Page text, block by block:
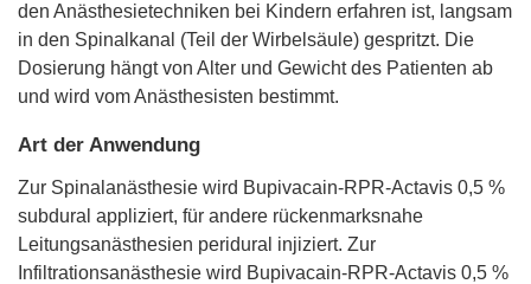
den Anästhesietechniken bei Kindern erfahren ist, langsam
in den Spinalkanal (Teil der Wirbelsäule) gespritzt. Die
Dosierung hängt von Alter und Gewicht des Patienten ab
und wird vom Anästhesisten bestimmt.
Art der Anwendung
Zur Spinalanästhesie wird Bupivacain-RPR-Actavis 0,5 %
subdural appliziert, für andere rückenmarksnahe
Leitungsanästhesien peridural injiziert. Zur
Infiltrationsanästhesie wird Bupivacain-RPR-Actavis 0,5 %